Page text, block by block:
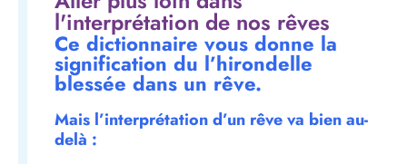
l'interprétation de nos rêves
Ce dictionnaire vous donne la
signification du l’hirondelle
blessée dans un rêve.
Mais l’interprétation d’un rêve va bien au-
delà :